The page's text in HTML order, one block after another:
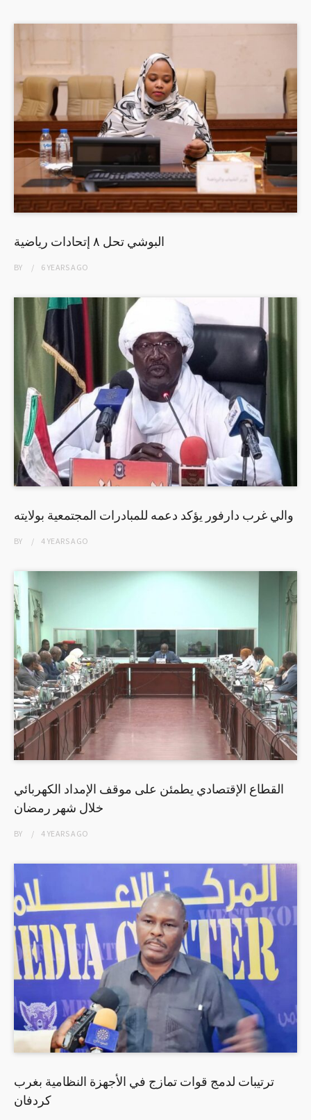
البوشي تحل ٨ إتحادات رياضية
BY 6 YEARSAGO
والي غرب دارفور يؤكد دعمه للمبادرات المجتمعية بولايته
BY 4 YEARSAGO
القطاع الإقتصادي يطمئن على موقف الإمداد الكهربائي
خلال شهر رمضان
BY 4 YEARSAGO
ترتيبات لدمج قوات تمازج في الأجهزة النظامية بغرب
كردفان